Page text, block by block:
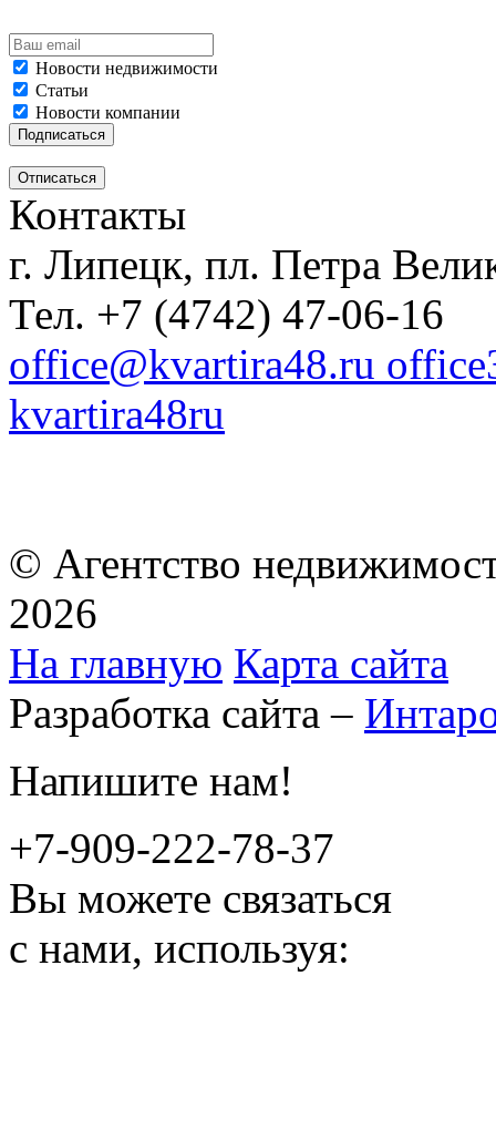
Новости недвижимости
Статьи
Новости компании
Контакты
г. Липецк, пл. Петра
Тел. +7 (4742) 47-06-16
office@kvartira48.ru
kvartira48ru
© Агентство
2026
На главную Карта сайта
Разработка сайта –
Напишите нам!
+7-909-222-78-37
Вы можете связаться
с нами, используя: